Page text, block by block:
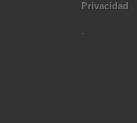
Privacidad
.